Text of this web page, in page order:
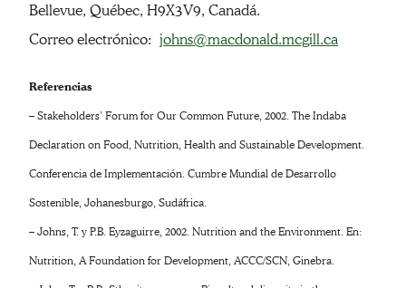
Bellevue, Québec, H9X3V9, Canadá.
Correo electrónico: johns@macdonald.mcgill.ca
Referencias
– Stakeholders’ Forum for Our Common Future, 2002. The Indaba
Declaration on Food, Nutrition, Health and Sustainable Development.
Conferencia de Implementación. Cumbre Mundial de Desarrollo
Sostenible, Johanesburgo, Sudáfrica.
– Johns, T. y P.B. Eyzaguirre, 2002. Nutrition and the Environment. En:
Nutrition, A Foundation for Development, ACCC/SCN, Ginebra.